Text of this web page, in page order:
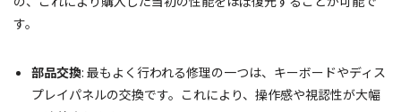
す。
部品交換: 最もよく行われる修理の一つは、キーボードやディス
プレイパネルの交換です。これにより、操作感や視認性が大幅